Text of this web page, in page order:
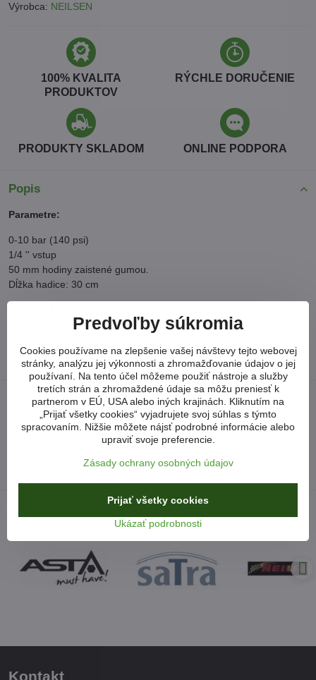
Výrobca: NEILSEN
100% KVALITA
PRODUKTOV
RÝCHLE DORUČENIE
PRODUKTY SKLADOM ONLINE PODPORA
Popis
Parametre:
0-10 bar (140 psi)
1/4 '' vstup
50 mm hodiny zaistené gumou.
Dĺžka hadice: 30 cm
DIELENSKÉ STROJE A ZARIADENIA
KOMPRESORY PIŠTOLE A PRÍSLUŠENSTVO
Neviete si poradiť?
arkonsksro​@gmail​.com
Kontakt
Predvoľby súkromia
Cookies používame na zlepšenie vašej návštevy tejto webovej
stránky, analýzu jej výkonnosti a zhromažďovanie údajov o jej
používaní. Na tento účel môžeme použiť nástroje a služby
tretích strán a zhromaždené údaje sa môžu preniesť k
partnerom v EÚ, USA alebo iných krajinách. Kliknutím na
„Prijať všetky cookies“ vyjadrujete svoj súhlas s týmto
spracovaním. Nižšie môžete nájsť podrobné informácie alebo
upraviť svoje preferencie.
Zásady ochrany osobných údajov
Ukázať podrobnosti
Prijať všetky cookies